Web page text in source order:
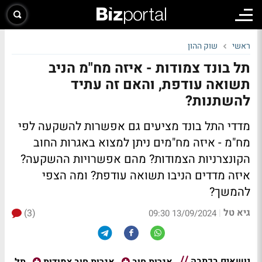
ראשי שוק ההון
תל בונד צמודות - איזה מח"מ הניב
תשואה עודפת, והאם זה עתיד
להשתנות?
מדדי התל בונד מציעים גם אפשרות להשקעה לפי
מח"מ - איזה מח"מים ניתן למצוא באגרות החוב
הקונצרניות הצמודות? מהם אפשרויות ההשקעה?
איזה מדדים הניבו תשואה עודפת? ומה הצפי
להמשך?
גיא טל |
13/09/2024 09:30
(3)